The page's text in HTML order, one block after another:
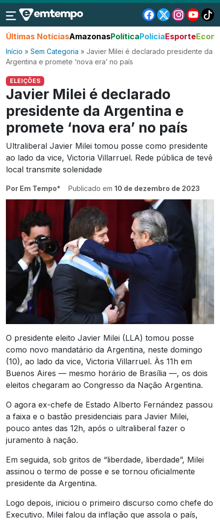
Últimas NotíciasAmazonasPolíticaPolíciaEsporte
Início » Sem Categoria » Javier Milei é declarado presidente da
Argentina e promete ‘nova era’ no país
ELEIÇÕES
Javier Milei é declarado
presidente da Argentina e
promete ‘nova era’ no país
Ultraliberal Javier Milei tomou posse como presidente
ao lado da vice, Victoria Villarruel. Rede pública de tevê
local transmite solenidade
Por Em Tempo* Publicado em 10 de dezembro de 2023
O presidente eleito Javier Milei (LLA) tomou posse
como novo mandatário da Argentina, neste domingo
(10), ao lado da vice, Victoria Villarruel. Às 11h em
Buenos Aires — mesmo horário de Brasília —, os dois
eleitos chegaram ao Congresso da Nação Argentina.
O agora ex-chefe de Estado Alberto Fernández passou
a faixa e o bastão presidenciais para Javier Milei,
pouco antes das 12h, após o ultraliberal fazer o
juramento à nação.
Em seguida, sob gritos de “liberdade, liberdade”, Milei
assinou o termo de posse e se tornou oficialmente
presidente da Argentina.
Logo depois, iniciou o primeiro discurso como chefe do
Executivo. Milei falou da inflação que assola o país,